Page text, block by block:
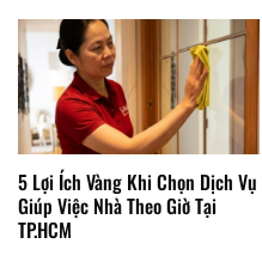
5 Lợi Ích Vàng Khi Chọn Dịch Vụ
Giúp Việc Nhà Theo Giờ Tại
TP.HCM